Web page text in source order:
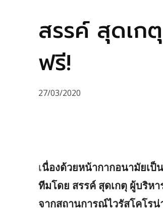
สรรค์ สุดเก
ฟรี!
27/03/2020
เนื่องด้วยหน้ากากอนามัยเ
ทีมโดย สรรค์ สุดเกตุ ผู้บริห
จากสถานการณ์ไวรัสโคโร